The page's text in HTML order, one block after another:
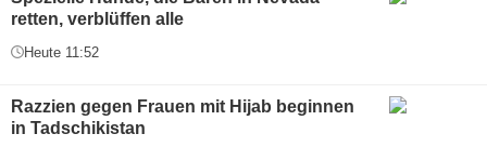
retten, verblüffen alle
Heute 11:52
Razzien gegen Frauen mit Hijab beginnen
in Tadschikistan